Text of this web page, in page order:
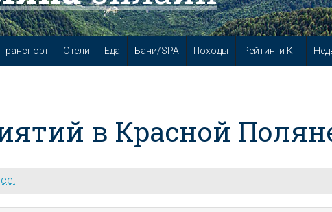
Транспорт Отели Еда Бани/SPA Походы Рейтинги КП
в Красной